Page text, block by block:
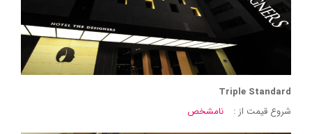
Triple Standard
شروع قیمت از :
نامشخص